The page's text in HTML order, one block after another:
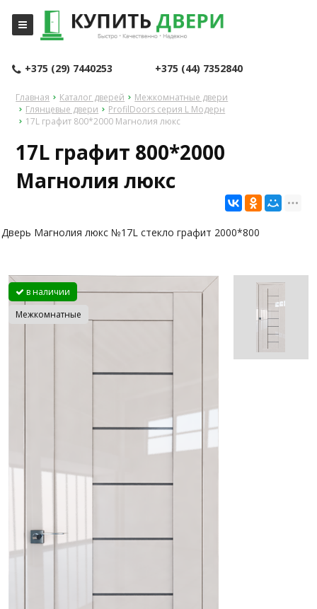
+375 (29) 7440253 +375 (44) 7352840
Главная Каталог дверей
Межкомнатные двери
Глянцевые двери
ProfilDoors серия L Модерн
17L графит 800*2000 Магнолия люкс
17L графит 800*2000
Магнолия люкс
Дверь Магнолия люкс №17L стекло графит 2000*800
в наличии
Межкомнатные